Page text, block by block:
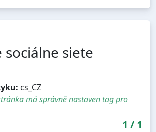
sociálne siete
cs_CZ
má správně nastaven tag pro
1 / 1